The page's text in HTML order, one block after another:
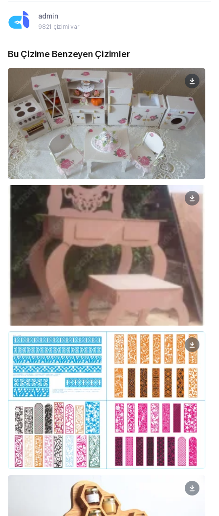
admin
9821 çizimi var
Bu Çizime Benzeyen Çizimler